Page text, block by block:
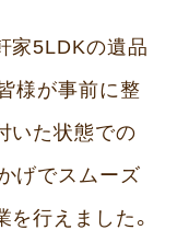
家5LDKの遺品
様が事前に整
いた状態での
げでスムーズ
を行えました。